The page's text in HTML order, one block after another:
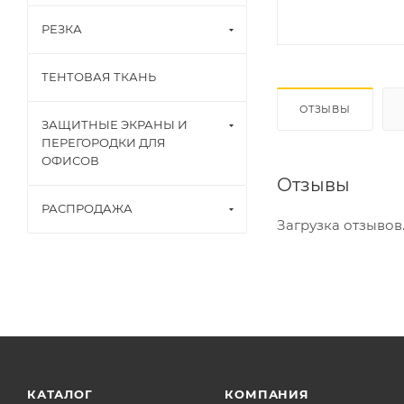
ОТЗЫВЫ
Отзывы
Загрузка
РЕЗКА
ТЕНТОВАЯ ТКАНЬ
ЗАЩИТНЫЕ ЭКРАНЫ И
ПЕРЕГОРОДКИ ДЛЯ
ОФИСОВ
РАСПРОДАЖА
КАТАЛОГ КОМПАНИЯ